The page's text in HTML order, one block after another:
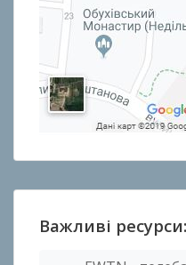
Важливі ресурси: